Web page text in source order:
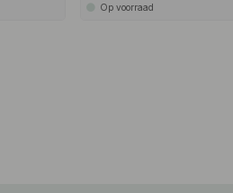
Op voorraad